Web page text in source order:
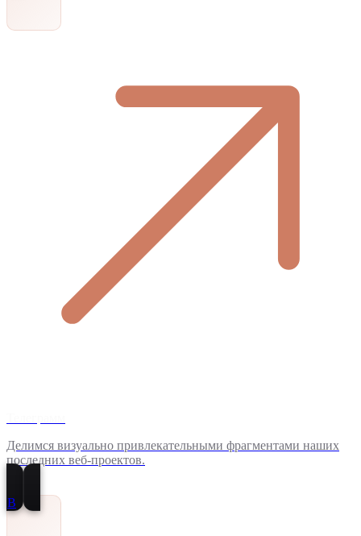
Делимся визуально привлекательными фрагментами наших
последних веб-проектов.
В